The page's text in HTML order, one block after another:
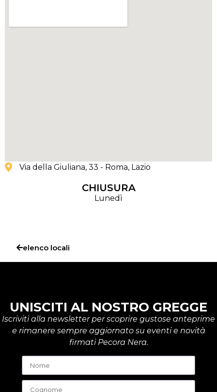
Via della Giuliana, 33 - Roma, Lazio
CHIUSURA
Lunedì
elenco locali
UNISCITI AL NOSTRO GREGGE
Iscriviti alla newsletter per scoprire gustose anteprime
e rimanere sempre aggiornato su eventi e novità
firmati Pecora Nera.